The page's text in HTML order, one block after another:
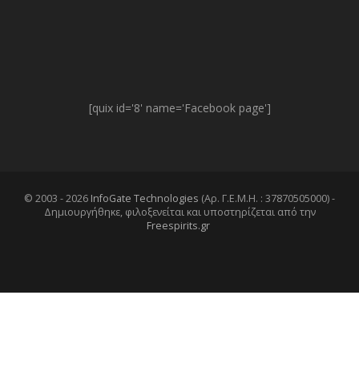
[quix id='8' name='Facebook page']
© 2003 - 2026 InfoGate Technologies (Αρ. Γ.Ε.Μ.Η. : 37870505000) -
Δημιουργήθηκε, φιλοξενείται και υποστηρίζεται από την
Freespirits.gr